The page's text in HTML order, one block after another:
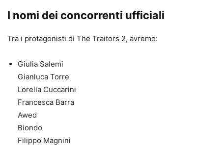
I nomi dei concorrenti ufficiali
Tra i protagonisti di The Traitors 2, avremo:
Giulia Salemi
Gianluca Torre
Lorella Cuccarini
Francesca Barra
Awed
Biondo
Filippo Magnini